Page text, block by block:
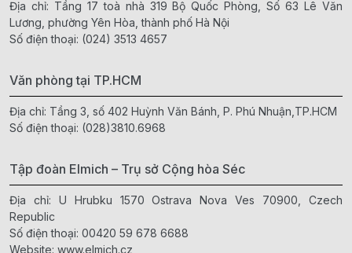
Địa chỉ: Tầng 17 toà nhà 319 Bộ Quốc Phòng, Số 63 Lê Văn
Lương, phường Yên Hòa, thành phố Hà Nội
Số điện thoại: (024) 3513 4657
Văn phòng tại TP.HCM
Địa chỉ: Tầng 3, số 402 Huỳnh Văn Bánh, P. Phú Nhuận,TP.HCM
Số điện thoại: (028)3810.6968
Tập đoàn Elmich – Trụ sở Cộng hòa Séc
Địa chỉ: U Hrubku 1570 Ostrava Nova Ves 70900, Czech
Republic
Số điện thoại: 00420 59 678 6688
Website: www.elmich.cz